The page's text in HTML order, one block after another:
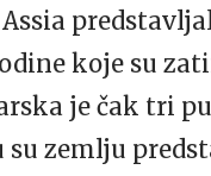
koje su
je čak tri
su zemlju